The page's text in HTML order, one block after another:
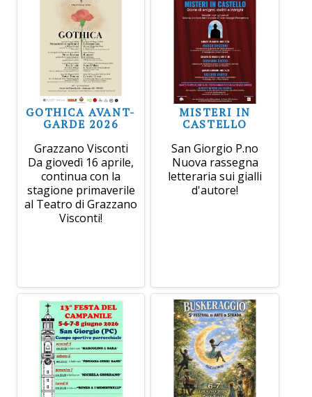
GOTHICA AVANT-
GARDE 2026
Grazzano Visconti
Da giovedì 16 aprile,
continua con la
stagione primaverile
al Teatro di Grazzano
Visconti!
MISTERI IN
CASTELLO
San Giorgio P.no
Nuova rassegna
letteraria sui gialli
d'autore!